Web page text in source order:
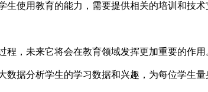
生使用教育的能力，需要提供相关的培训和技
程，未来它将会在教育领域发挥更加重要的作用
数据分析学生的学习数据和兴趣，为每位学生量